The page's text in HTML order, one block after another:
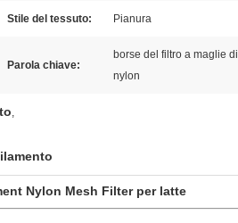
Stile del tessuto: Pianura
Parola chiave:
borse del filtro a maglie di
nylon
,
Nylon Mesh Filter per latte